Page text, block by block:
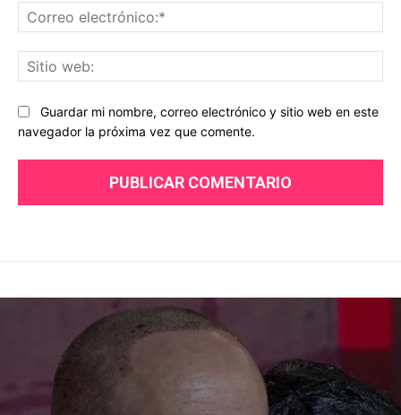
Guardar mi nombre, correo electrónico y sitio web en este
navegador la próxima vez que comente.